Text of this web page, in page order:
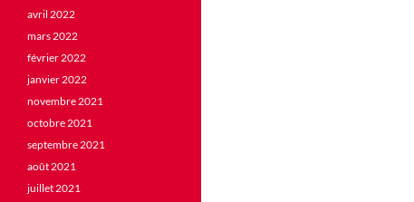
avril 2022
mars 2022
février 2022
janvier 2022
novembre 2021
octobre 2021
septembre 2021
août 2021
juillet 2021